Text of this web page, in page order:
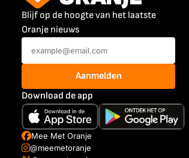
Blijf op de hoogte van het laatste
Oranje nieuws
Aanmelden
Download de app
Mee Met Oranje
@meemetoranje